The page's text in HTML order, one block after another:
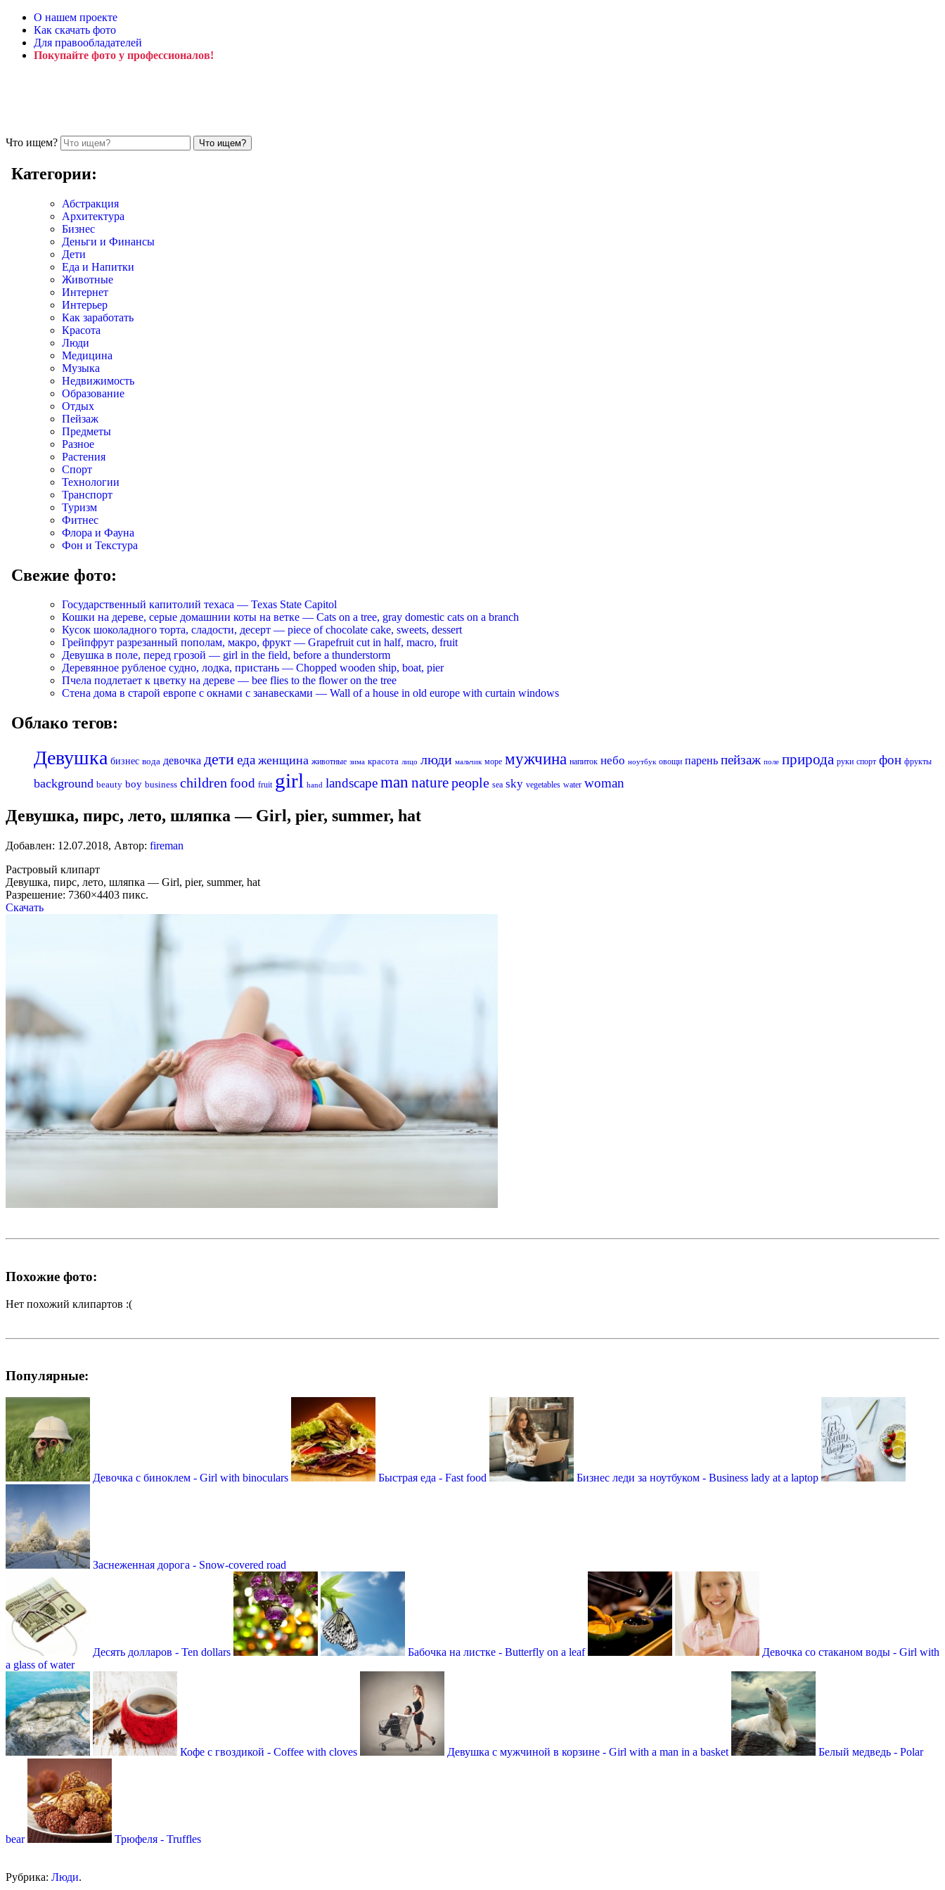
О нашем проекте
Как скачать фото
Для правообладателей
Покупайте фото у профессионалов!
Что ищем?
Категории:
Абстракция
Архитектура
Бизнес
Деньги и Финансы
Дети
Еда и Напитки
Животные
Интернет
Интерьер
Как заработать
Красота
Люди
Медицина
Музыка
Недвижимость
Образование
Отдых
Пейзаж
Предметы
Разное
Растения
Спорт
Технологии
Транспорт
Туризм
Фитнес
Флора и Фауна
Фон и Текстура
Свежие фото:
Государственный капитолий техаса — Texas State Capitol
Кошки на дереве, серые домашнии коты на ветке — Cats on a tree, gray domestic cats on a branch
Кусок шоколадного торта, сладости, десерт — piece of chocolate cake, sweets, dessert
Грейпфрут разрезанный пополам, макро, фрукт — Grapefruit cut in half, macro, fruit
Девушка в поле, перед грозой — girl in the field, before a thunderstorm
Деревянное рубленое судно, лодка, пристань — Chopped wooden ship, boat, pier
Пчела подлетает к цветку на дереве — bee flies to the flower on the tree
Стена дома в старой европе с окнами с занавесками — Wall of a house in old europe with curtain windows
Облако тегов:
Девушка бизнес вода девочка детиеда женщина животные зима красота лицо люди мальчик море мужчина напиток небо ноутбук овощи парень пейзаж поле природа руки спорт фон фрукты
background beauty boy business childrenfood fruit girl hand landscapeman naturepeople sea sky vegetables water woman
Девушка, пирс, лето, шляпка — Girl, pier, summer, hat
Добавлен: 12.07.2018, Автор: fireman
Растровый клипарт
Девушка, пирс, лето, шляпка — Girl, pier, summer, hat
Разрешение: 7360×4403 пикс.
Скачать
Похожие фото:
Нет похожий клипартов :(
Популярные:
Девочка с биноклем - Girl with binoculars Быстрая еда - Fast food Бизнес леди за ноутбуком - Business lady at a laptop
Заснеженная дорога - Snow-covered road
Десять долларов - Ten dollars Бабочка на листке - Butterfly on a leaf
Девочка со стаканом воды - Girl with
a glass of water
Кофе с гвоздикой - Coffee with cloves Девушка с мужчиной в корзине - Girl with a man in a basket Белый медведь - Рolar
bear Трюфеля - Truffles
Рубрика: Люди.